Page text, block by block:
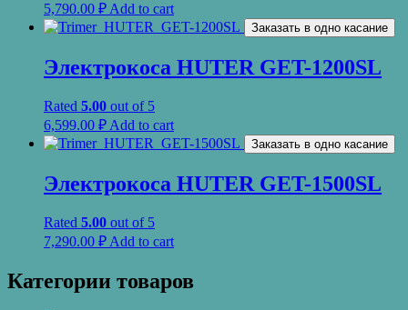
5,790.00 ₽ Add to cart
Заказать в одно касание
Электрокоса HUTER GET-1200SL
Rated 5.00 out of 5
6,599.00 ₽ Add to cart
Заказать в одно касание
Электрокоса HUTER GET-1500SL
Rated 5.00 out of 5
7,290.00 ₽ Add to cart
Категории товаров